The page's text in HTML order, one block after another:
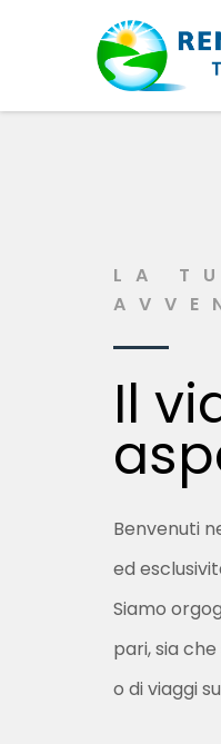
LA
Il
Benvenuti
ed
Siamo
pari, sia
o di viaggi